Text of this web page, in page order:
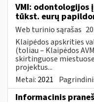
VMI: odontologijos
tūkst. eurų
Web turinio sąrašas
Klaipėdos apskrities
(toliau – Klaipėdos
skirtinguose
projektus...
Metai: 2021
Informacinis